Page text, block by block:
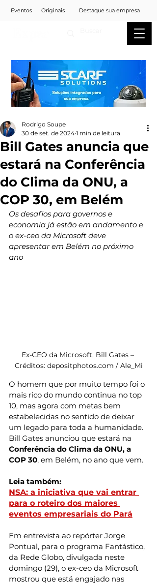
Eventos Originais Destaque sua empresa
Bill Gates anuncia que
estará na Conferência
do Clima da ONU, a
COP 30, em Belém
Rodrigo Soupe
30 de set. de 2024 1 min de leitura
Os desafios para governos e
economia já estão em andamento e
o ex-ceo da Microsoft deve
apresentar em Belém no próximo
ano
Ex-CEO da Microsoft, Bill Gates –
Créditos: depositphotos.com / Ale_Mi
O homem que por muito tempo foi o
mais rico do mundo continua no top
10, mas agora com metas bem
estabelecidas no sentido de deixar
um legado para toda a humanidade.
Bill Gates anunciou que estará na
Conferência do Clima da ONU, a
COP 30, em Belém, no ano que vem.
Leia também:
NSA: a iniciativa que vai entrar
para o roteiro dos maiores
eventos empresariais do Pará
Em entrevista ao repórter Jorge
Pontual, para o programa Fantástico,
da Rede Globo, divulgada neste
domingo (29), o ex-ceo da Microsoft
mostrou que está engajado nas